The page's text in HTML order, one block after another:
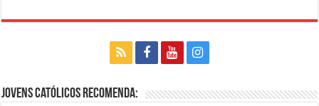
Jovens Católicos Recomenda: